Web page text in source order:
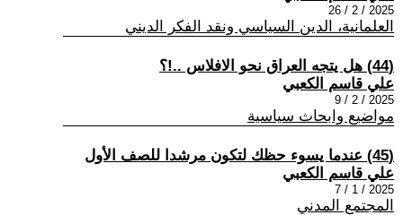
2025 / 2 / 26
العلمانية، الدين السياسي ونقد الفكر الديني
(44) هل يتجه العراق نحو الافلاس ..!؟
علي قاسم الكعبي
2025 / 2 / 9
مواضيع وابحاث سياسية
(45) عندما يسوء حظك لتكون مرشدا للصف الأول
علي قاسم الكعبي
2025 / 1 / 7
المجتمع المدني